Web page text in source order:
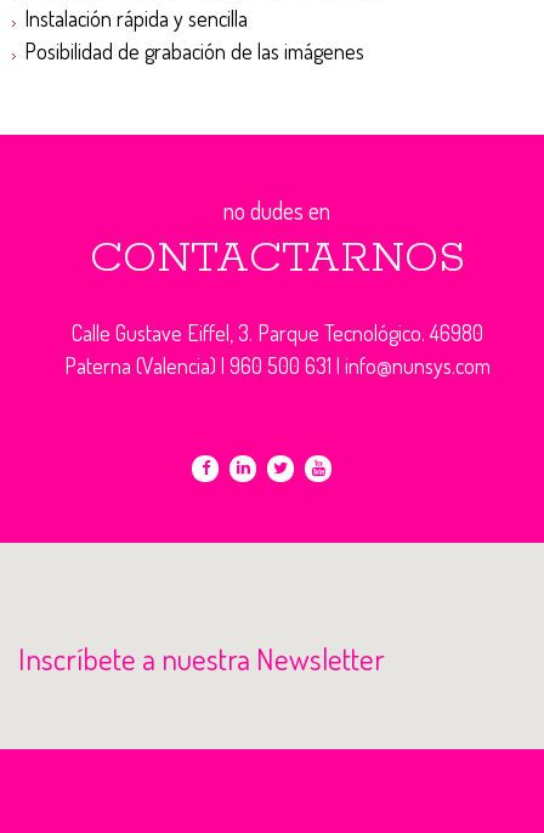
Instalación rápida y sencilla
Posibilidad de grabación de las imágenes
no dudes en
CONTACTARNOS
Calle Gustave Eiffel, 3. Parque Tecnológico. 46980
Paterna (Valencia) | 960 500 631 | info@nunsys.com
Inscríbete a nuestra Newsletter